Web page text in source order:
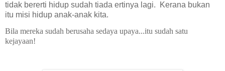
tidak bererti hidup sudah tiada ertinya lagi. Kerana bukan
itu misi hidup anak-anak kita.
Bila mereka sudah berusaha sedaya upaya...itu sudah satu
kejayaan!